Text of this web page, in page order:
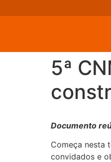
5ª
Documento
Começa nesta
convidados e